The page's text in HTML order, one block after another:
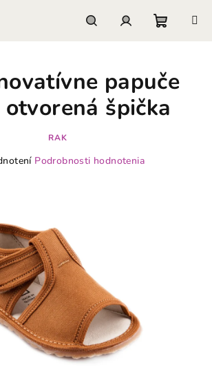
košík
papuče
otvorená špička
RAK
Podrobnosti hodnotenia